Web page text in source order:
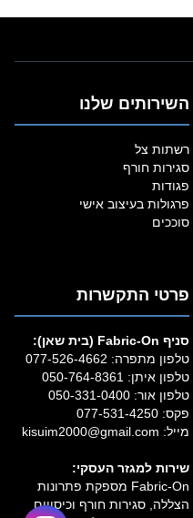
השירותים שלנו
רשתות צל
סגירות חורף
פגודות
פרגולות בעיצוב אישי
סוככים
פרטי התקשרות
סניף Fabric‑On (בית שאן):
טלפון מתפרה: 077-526-4662
טלפון איתן: 050-764-8361
טלפון אור: 050-331-0400
פקס: 077-531-4250
מייל: kisuim2000@gmail.com
שירות למגזר העסקי:
Fabric‑On מספקת פתרונות
הצללה, סגירות חורף וכיסויים